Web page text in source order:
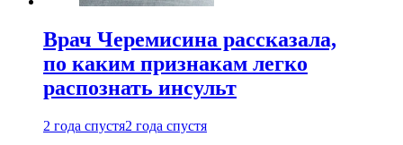
Врач Черемисина рассказала,
по каким признакам легко
распознать инсульт
2 года спустя2 года спустя